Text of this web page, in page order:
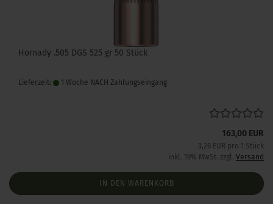
Hornady .505 DGS 525 gr 50 Stück
Lieferzeit: 1 Woche NACH Zahlungseingang
163,00 EUR
3,26 EUR pro 1 Stück
inkl. 19% MwSt. zzgl. Versand
IN DEN WARENKORB